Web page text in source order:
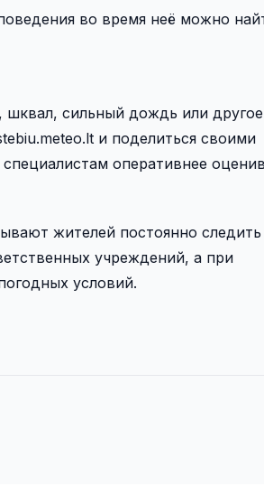
во время неё можно
шквал, сильный дождь или
и поделиться своими
оперативнее
жителей постоянно следить
учреждений, а при
условий.